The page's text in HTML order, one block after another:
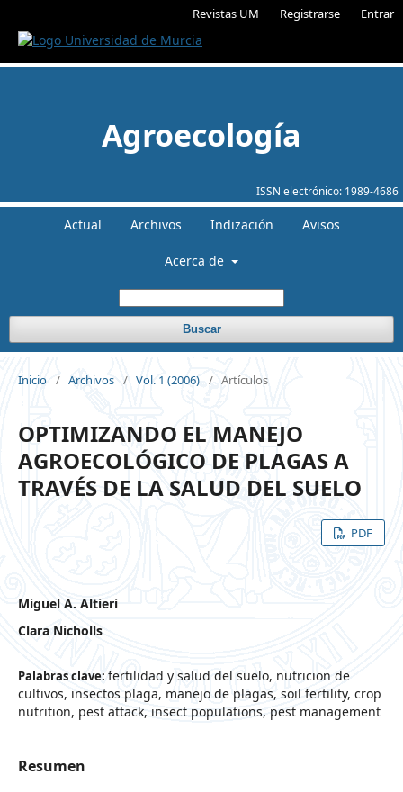
Revistas UM Registrarse Entrar
ISSN electrónico: 1989-4686
Agroecología
Actual Archivos Indización Avisos
Acerca de
Buscar
Inicio / Archivos / Vol. 1 (2006) / Artículos
OPTIMIZANDO EL MANEJO
AGROECOLÓGICO DE PLAGAS A
TRAVÉS DE LA SALUD DEL SUELO
PDF
Miguel A. Altieri
Clara Nicholls
Palabras clave: fertilidad y salud del suelo, nutricion de
cultivos, insectos plaga, manejo de plagas, soil fertility, crop
nutrition, pest attack, insect populations, pest management
Resumen